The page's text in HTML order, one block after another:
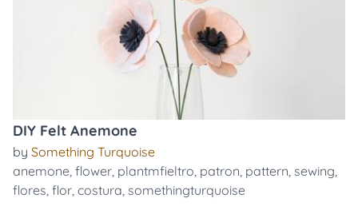
DIY Felt Anemone
by Something Turquoise
anemone, flower, plantmfieltro, patron, pattern, sewing,
flores, flor, costura, somethingturquoise